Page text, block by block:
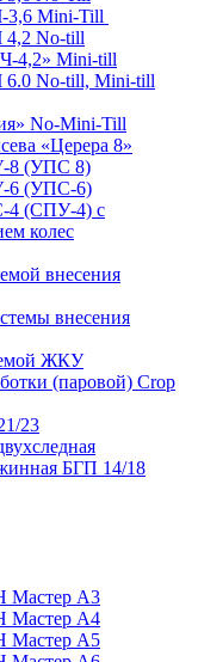
3,6 Mini-Till
4,2 No-till
4,2» Mini-till
6.0 No-till, Mini-till
No-Mini-Till
«Церера 8»
8 (УПС 8)
6 (УПС-6)
4 (СПУ-4) с
колес
внесения
внесения
ЖКУ
(паровой) Crop
23
БГП 14/18
Мастер А3
Мастер А4
Мастер А5